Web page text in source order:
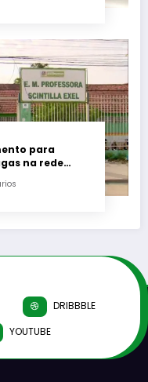
para
na rede
DRIBBBLE
YOUTUBE